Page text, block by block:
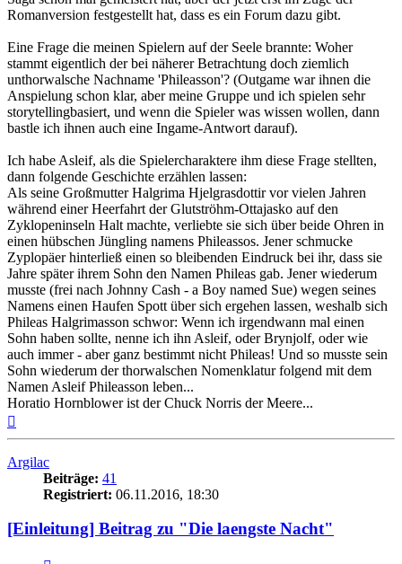
Romanversion festgestellt hat, dass es ein Forum dazu gibt.
Eine Frage die meinen Spielern auf der Seele brannte: Woher
stammt eigentlich der bei näherer Betrachtung doch ziemlich
unthorwalsche Nachname 'Phileasson'? (Outgame war ihnen die
Anspielung schon klar, aber meine Gruppe und ich spielen sehr
storytellingbasiert, und wenn die Spieler was wissen wollen, dann
bastle ich ihnen auch eine Ingame-Antwort darauf).
Ich habe Asleif, als die Spielercharaktere ihm diese Frage stellten,
dann folgende Geschichte erzählen lassen:
Als seine Großmutter Halgrima Hjelgrasdottir vor vielen Jahren
während einer Heerfahrt der Glutströhm-Ottajasko auf den
Zyklopeninseln Halt machte, verliebte sie sich über beide Ohren in
einen hübschen Jüngling namens Phileassos. Jener schmucke
Zyplopäer hinterließ einen so bleibenden Eindruck bei ihr, dass sie
Jahre später ihrem Sohn den Namen Phileas gab. Jener wiederum
musste (frei nach Johnny Cash - a Boy named Sue) wegen seines
Namens einen Haufen Spott über sich ergehen lassen, weshalb sich
Phileas Halgrimasson schwor: Wenn ich irgendwann mal einen
Sohn haben sollte, nenne ich ihn Asleif, oder Brynjolf, oder wie
auch immer - aber ganz bestimmt nicht Phileas! Und so musste sein
Sohn wiederum der thorwalschen Nomenklatur folgend mit dem
Namen Asleif Phileasson leben...
Horatio Hornblower ist der Chuck Norris der Meere...
Argilac
Beiträge: 41
Registriert: 06.11.2016, 18:30
[Einleitung] Beitrag zu "Die laengste Nacht"